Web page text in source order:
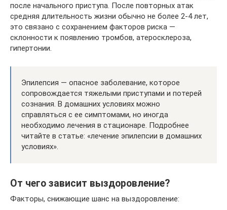
после начального приступа. После повторных атак
средняя длительность жизни обычно не более 2-4 лет,
это связано с сохранением факторов риска —
склонности к появлению тромбов, атеросклероза,
гипертонии.
Эпилепсия — опасное заболевание, которое
сопровождается тяжелыми приступами и потерей
сознания. В домашних условиях можно
справляться с ее симптомами, но иногда
необходимо лечения в стационаре. Подробнее
читайте в статье: «лечение эпилепсии в домашних
условиях».
От чего зависит выздоровление?
Факторы, снижающие шанс на выздоровление: